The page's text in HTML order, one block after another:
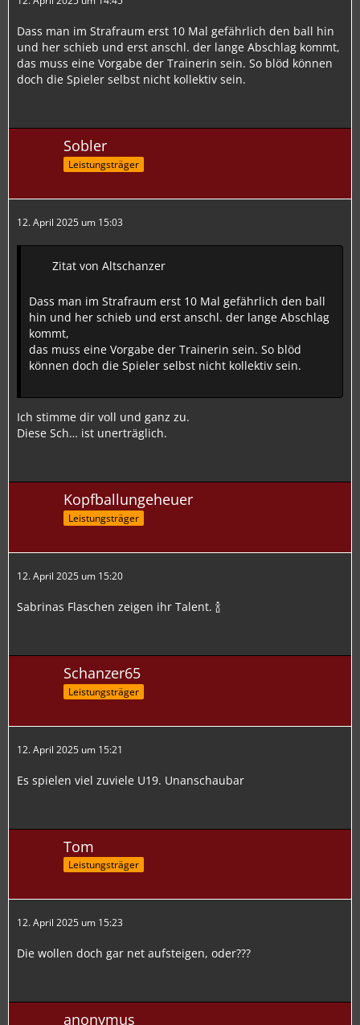
Dass man im Strafraum erst 10 Mal gefährlich den ball hin
und her schieb und erst anschl. der lange Abschlag kommt,
das muss eine Vorgabe der Trainerin sein. So blöd können
doch die Spieler selbst nicht kollektiv sein.
Sobler
Leistungsträger
12. April 2025 um 15:03
Zitat von Altschanzer
Dass man im Strafraum erst 10 Mal gefährlich den ball
hin und her schieb und erst anschl. der lange Abschlag
kommt,
das muss eine Vorgabe der Trainerin sein. So blöd
können doch die Spieler selbst nicht kollektiv sein.
Ich stimme dir voll und ganz zu.
Diese Sch… ist unerträglich.
Kopfballungeheuer
Leistungsträger
12. April 2025 um 15:20
Sabrinas Flaschen zeigen ihr Talent. 🍾
Schanzer65
Leistungsträger
12. April 2025 um 15:21
Es spielen viel zuviele U19. Unanschaubar
Tom
Leistungsträger
12. April 2025 um 15:23
Die wollen doch gar net aufsteigen, oder???
anonymus